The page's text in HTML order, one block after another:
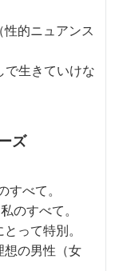
的ニュアンス
生きていけな
ズ
べて。
のすべて。
って特別。
の男性（女